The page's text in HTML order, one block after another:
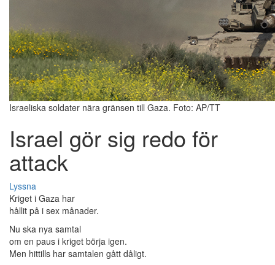
Israeliska soldater nära gränsen till Gaza. Foto: AP/TT
Israel gör sig redo för
attack
Lyssna
Kriget i Gaza har
hållit på i sex månader.
Nu ska nya samtal
om en paus i kriget börja igen.
Men hittills har samtalen gått dåligt.